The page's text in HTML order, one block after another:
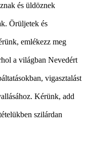
és üldöznek
Örüljetek és
emlékezz meg
a világban Nevedért
vigasztalást
Kérünk, add
szilárdan